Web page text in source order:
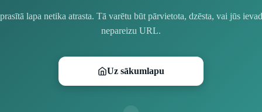
lapa netika atrasta. Tā varētu būt pārvietota, dzēsta, vai jūs
nepareizu URL.
Uz sākumlapu